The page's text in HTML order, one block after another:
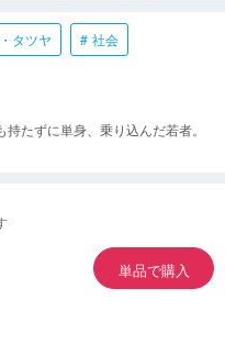
タツヤ 社会
たずに単身、乗り込んだ若者。
単品で購入